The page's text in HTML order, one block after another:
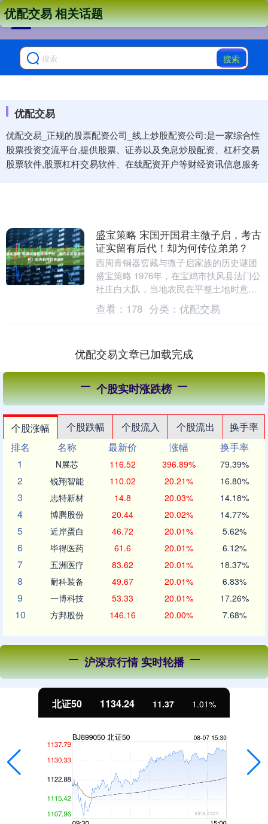
搜索
优配交易
优配交易_正规的股票配资公司_线上炒股配资公司:是一家综合性
股票投资交流平台,提供股票、证券以及免息炒股配资、杠杆交易
股票软件,股票杠杆交易软件、在线配资开户等财经资讯信息服务
优配交易 相关话题
盛宝策略 宋国开国君主微子启，考古
证实留有后代！却为何传位弟弟？
西周青铜器窖藏与微子启家族的历史谜团
盛宝策略 1976年，在宝鸡市扶风县法门公
社庄白大队，当地农民在平整土地时意外
发现了一处重要的西周青铜器窖藏。当铁
锹挖到距地....
查看： 178 分类： 优配交易
优配交易文章已加载完成
个股实时涨跌榜
个股涨幅 个股跌幅 个股流入 个股流出
换手率
排名
名称 最新价 涨幅
换手率
1
N展芯 116.52 396.89% 79.39%
2 锐翔智能 110.02 20.21% 16.80%
3 志特新材 14.8 20.03% 14.18%
4 博腾股份 20.44 20.02% 14.77%
5 近岸蛋白 46.72 20.01% 5.62%
6 毕得医药 61.6 20.01% 6.12%
7 五洲医疗 83.62 20.01% 18.37%
8 耐科装备 49.67 20.01% 6.83%
9 一博科技 53.33 20.01% 17.26%
10 方邦股份 146.16 20.00% 7.68%
沪深京行情 实时轮播
北证50 1134.24 11.37 1.01%